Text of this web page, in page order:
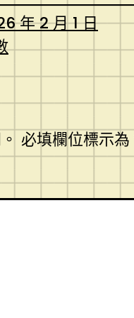
年 2 月 1 日
必填欄位標示為